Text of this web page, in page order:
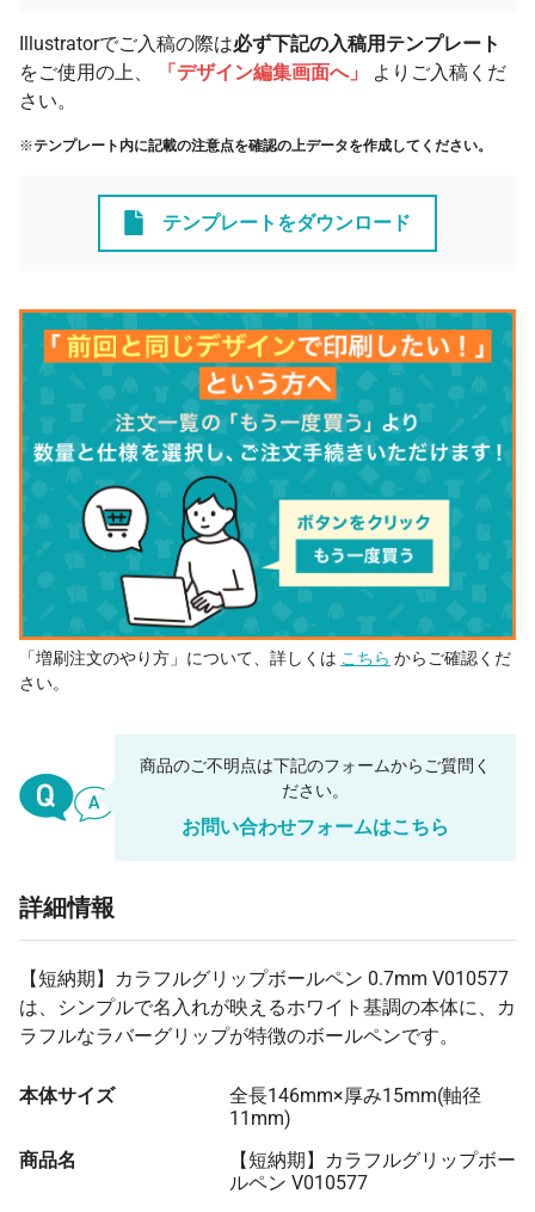
Illustratorでご入稿の際は必ず下記の入稿用テンプレート
をご使用の上、
「デザイン編集画面へ」
よりご入稿くだ
さい。
※テンプレート内に記載の注意点を確認の上データを作成してください。
テンプレートをダウンロード
「増刷注文のやり方」について、詳しくは こちら からご確認くだ
さい。
商品のご不明点は下記のフォームからご質問く
ださい。
お問い合わせフォームはこちら
詳細情報
【短納期】カラフルグリップボールペン 0.7mm V010577
は、シンプルで名入れが映えるホワイト基調の本体に、カ
ラフルなラバーグリップが特徴のボールペンです。
本体サイズ
全長146mm×厚み15mm(軸径
11mm)
商品名
【短納期】カラフルグリップボー
ルペン V010577